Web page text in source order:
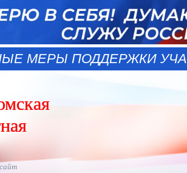
МЕРЫ ПОДДЕРЖКИ